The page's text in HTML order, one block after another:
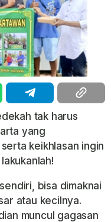
tak harus
yang
keikhlasan ingin
bisa dimaknai
atau kecilnya.
muncul gagasan